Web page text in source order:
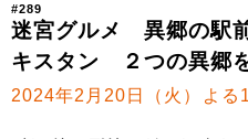
#289
迷宮グルメ 異郷の駅
キスタン ２つの異郷
2024年2月20日（火）よる